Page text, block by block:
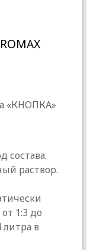
«КНОПКА»
состава.
раствор.
1:3 до
литра в